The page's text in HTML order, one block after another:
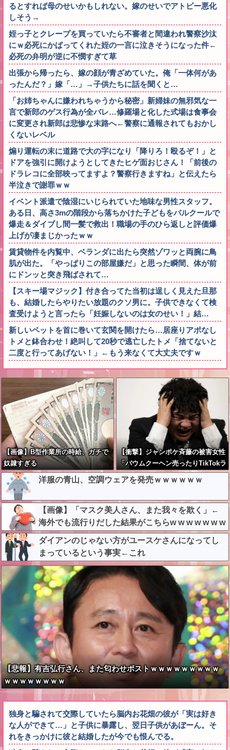
るとすれば母のせいかもしれない。嫁のせいでアトピー悪化
しそう→
姪っ子とクレープを買っていたら不審者と間違われ警察沙汰
にｗ必死にかばってくれた姪の一言に泣きそうになった件←
必死の弁明が逆に不憫すぎて草
出張から帰ったら、嫁の顔が青ざめていた。俺「一体何があ
ったんだ？」嫁「…」→子供たちに話を聞くと…
「お姉ちゃんに嫌われちゃうから秘密」新婦妹の無邪気な一
言で新郎のゲス行為が全バレ…修羅場と化した式場は食事会
に変更され新郎は悲惨な末路へ←警察に通報されてもおかし
くないレベル
煽り運転の末に道路で大の字になり「降りろ！殴るぞ！」と
ドアを強引に開けようとしてきたヒゲ面おじさん！「前後の
ドラレコに全部映ってますよ？警察行きますね」と伝えたら
半泣きで謝罪ｗｗ
イベント派遣で陰湿にいじられていた地味な男性スタッフ。
ある日、高さ3mの階段から落ちかけた子どもをパルクールで
爆走＆ダイブし間一髪で救出！職場の手のひら返しと評価爆
上げが凄まじかったｗｗ
賃貸物件を内覧中、ベランダに出たら突然ゾワッと両腕に鳥
肌が出た。「やっぱりこの部屋嫌だ」と思った瞬間、体が前
にドンッと突き飛ばされて…
【スキー場マジック】付き合ってた当初は逞しく見えた旦那
も、結婚したらやりたい放題のクソ男に。子供できなくて検
査受けようと言ったら「妊娠しないのは女のせい！」結…
新しいペットを首に巻いて玄関を開けたら…居座りアポなし
トメと鉢合わせ！絶叫して20秒で逃亡したトメ「捨てないと
二度と行ってあげない！」←もう来なくて大丈夫ですｗ
【画像】B型作業所の時給、ガチで
奴隷すぎる
【衝撃】ジャンポケ斉藤の被害女性
「バウムクーヘン売ったりTikTokラ
イブしててムカついたから示談しな
かった」←コレってさ…
洋服の青山、空調ウェアを発売ｗｗｗｗｗｗ
【画像】「マスク美人さん、また我々を欺く」←
海外でも流行りだした結果がこちらw w w w w w w
ダイアンのじゃない方がユースケさんになってし
まっているという事実←これ
【悲報】有吉弘行さん、また匂わせポストｗｗｗｗｗｗｗｗｗ
ｗｗｗｗｗｗｗｗ
独身と騙されて交際していたら脳内お花畑の彼が「実は好き
な人ができて…」と子供に暴露し、翌日子供があぼーん。そ
れをきっかけに彼と結婚したが今でも恨んでる。